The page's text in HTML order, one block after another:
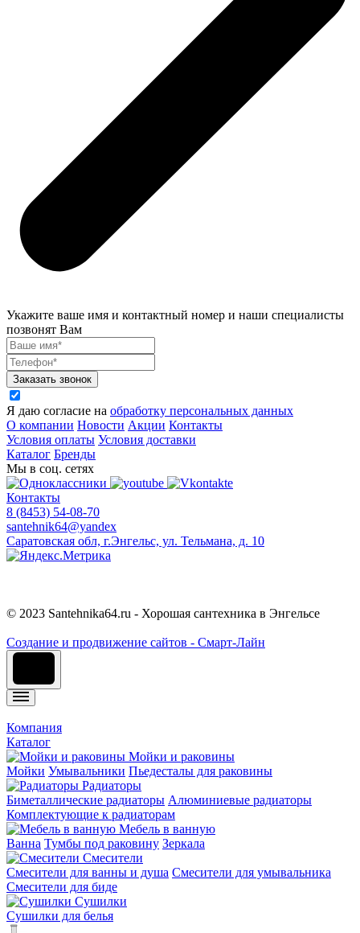
Укажите ваше имя и контактный номер и наши специалисты
позвонят Вам
Заказать звонок
Я даю согласие на обработку персональных данных
О компании Новости Акции Контакты
Условия оплаты Условия доставки
Каталог Бренды
Мы в соц. сетях
Контакты
8 (8453) 54-08-70
santehnik64@yandex
Саратовская обл, г.Энгельс, ул. Тельмана, д. 10
© 2023 Santehnika64.ru - Хорошая сантехника в Энгельсе
Cоздание и продвижение сайтов - Смарт-Лайн
Компания
Каталог
Мойки и раковины
Мойки Умывальники Пьедесталы для раковины
Радиаторы
Биметаллические радиаторы Алюминиевые радиаторы
Комплектующие к радиаторам
Мебель в ванную
Ванна Тумбы под раковину Зеркала
Смесители
Смесители для ванны и душа Смесители для умывальника
Смесители для биде
Сушилки
Сушилки для белья